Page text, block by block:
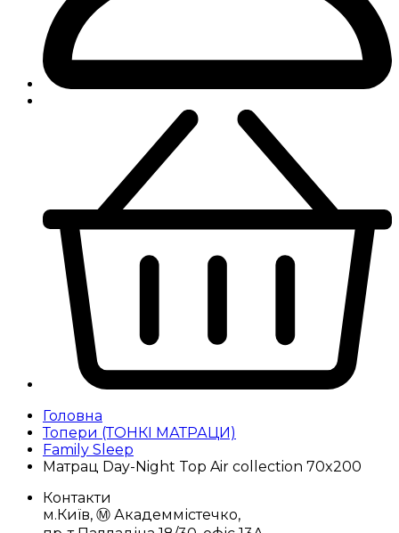
Головна
Топери (ТОНКІ МАТРАЦИ)
Family Sleep
Матрац Day-Night Top Air collection 70x200
Контакти
м.Київ, Ⓜ️ Академмістечко,